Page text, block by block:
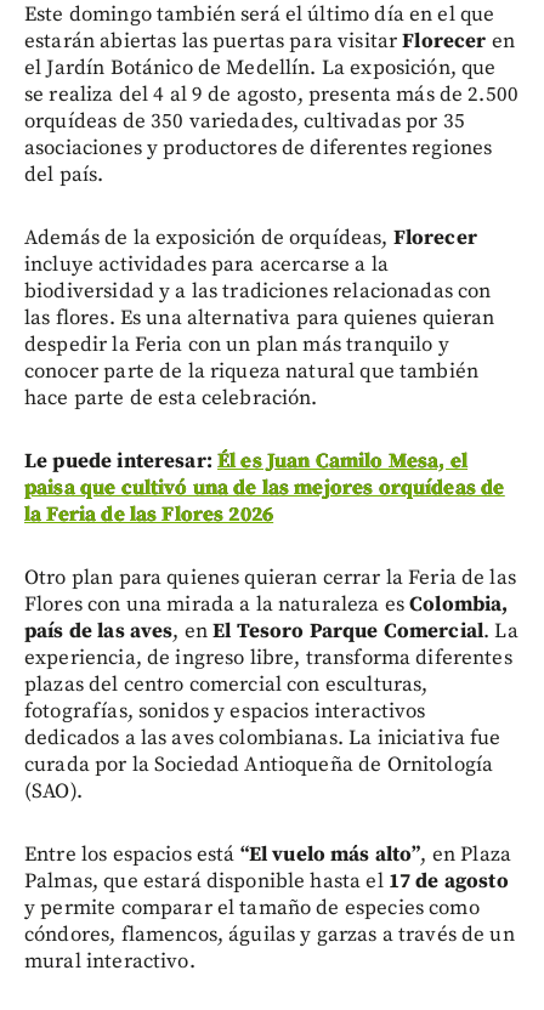
Este domingo también será el último día en el que
estarán abiertas las puertas para visitarFlorecer en
el Jardín Botánico de Medellín. La exposición, que
se realiza del 4 al 9 de agosto, presenta más de 2.500
orquídeas de 350 variedades, cultivadas por 35
asociaciones y productores de diferentes regiones
del país.
Además de la exposición de orquídeas, Florecer
incluye actividades para acercarse a la
biodiversidad y a las tradiciones relacionadas con
las flores. Es una alternativa para quienes quieran
despedir la Feria con un plan más tranquilo y
conocer parte de la riqueza natural que también
hace parte de esta celebración.
Le puede interesar: Él es Juan Camilo Mesa, el
paisa que cultivó una de las mejores orquídeas de
la Feria de las Flores 2026
Otro plan para quienes quieran cerrar la Feria de las
Flores con una mirada a la naturaleza esColombia,
país de las aves, enEl Tesoro Parque Comercial. La
experiencia, de ingreso libre, transforma diferentes
plazas del centro comercial con esculturas,
fotografías, sonidos y espacios interactivos
dedicados a las aves colombianas. La iniciativa fue
curada por la Sociedad Antioqueña de Ornitología
(SAO).
Entre los espacios está “El vuelo más alto”, en Plaza
Palmas, que estará disponible hasta el 17 de agosto
y permite comparar el tamaño de especies como
cóndores, flamencos, águilas y garzas a través de un
mural interactivo.